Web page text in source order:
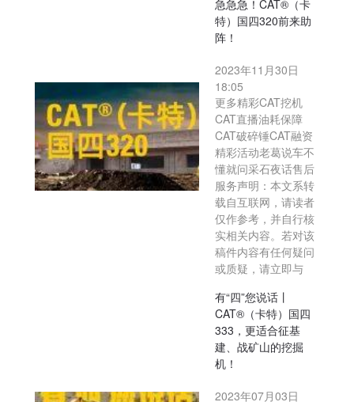
急急急！CAT®（卡
特）国四320前来助
阵！
2023年11月30日
18:05
更多精彩CAT挖机
CAT直播油耗保障
CAT破碎锤CAT融资
精彩活动老葛说车不
懂就问采石夜话售后
服务声明：本文系转
载自互联网，请读者
仅作参考，并自行核
实相关内容。若对该
稿件内容有任何疑问
或质疑，请立即与
有“四”您说话丨
CAT®（卡特）国四
333，更适合征基
建、战矿山的挖掘
机！
2023年07月03日